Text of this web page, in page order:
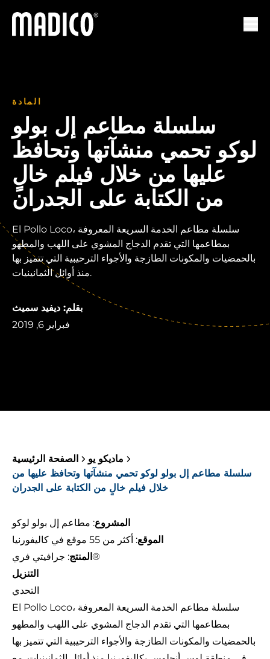
ماديكو
المادة
سلسلة مطاعم إل بولو
لوكو تحمي منشآتها وتحافظ
عليها من خلال فيلم خالٍ
من الكتابة على الجدران
El Pollo Loco، سلسلة مطاعم الخدمة السريعة المعروفة
بمطاعمها التي تقدم الدجاج المشوي على اللهب والمطهو
بالحمضيات والمكونات الطازجة والأجواء الترحيبية التي تتميز بها
منذ أوائل الثمانينيات.
بقلم: ديفيد سميث
فبراير 6, 2019
الصفحة الرئيسية
ماديكو يو
سلسلة مطاعم إل بولو لوكو تحمي منشآتها وتحافظ عليها من
خلال فيلم خالٍ من الكتابة على الجدران
المشروع: مطاعم إل بولو لوكو
الموقع: أكثر من 55 موقع في كاليفورنيا
المنتج: جرافيتي فري®
التنزيل
التحدي
El Pollo Loco، سلسلة مطاعم الخدمة السريعة المعروفة
بمطاعمها التي تقدم الدجاج المشوي على اللهب والمطهو
بالحمضيات والمكونات الطازجة والأجواء الترحيبية التي تتميز بها